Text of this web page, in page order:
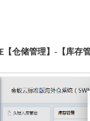
仓储管理】-【库存